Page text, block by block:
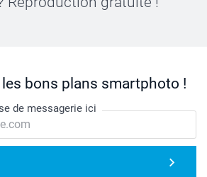
les bons plans smartphoto !
de messagerie ici